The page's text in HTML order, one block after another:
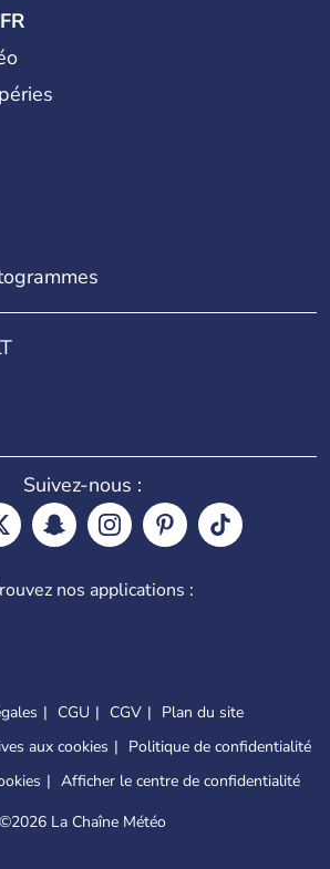
Suivez-nous :
nos applications :
CGU CGV
Plan du site
aux cookies
Politique de confidentialité
Afficher le centre de confidentialité
©2026 La Chaîne Météo